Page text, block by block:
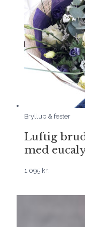
Bryllup & fester
Luftig
med
1.095 kr.